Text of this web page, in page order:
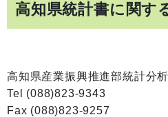
高知県統計書に関す
高知県産業振興推進部統計分
Tel (088)823-9343
Fax (088)823-9257